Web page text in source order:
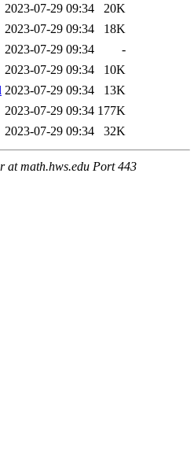
2023-07-29 09:34
20K
2023-07-29 09:34
18K
2023-07-29 09:34
-
2023-07-29 09:34
10K
2023-07-29 09:34
13K
2023-07-29 09:34 177K
2023-07-29 09:34 32K
at math.hws.edu Port 443